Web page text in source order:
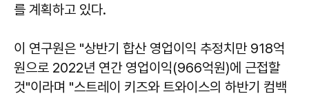
를 계획하고 있다.
이 연구원은 "상반기 합산 영업이익 추정치만 918억
원으로 2022년 연간 영업이익(966억원)에 근접할
것"이라며 "스트레이 키즈와 트와이스의 하반기 컴백